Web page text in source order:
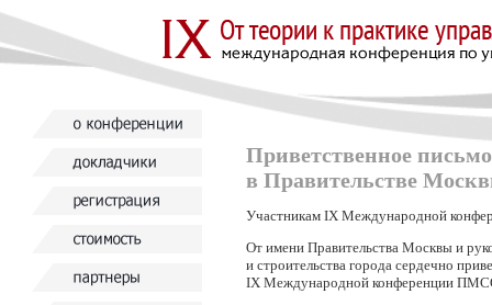
Приветственное
в Правительстве
Участникам IX Международной
От имени Правительства Москвы и
и строительства города сердечно
IX Международной конференции